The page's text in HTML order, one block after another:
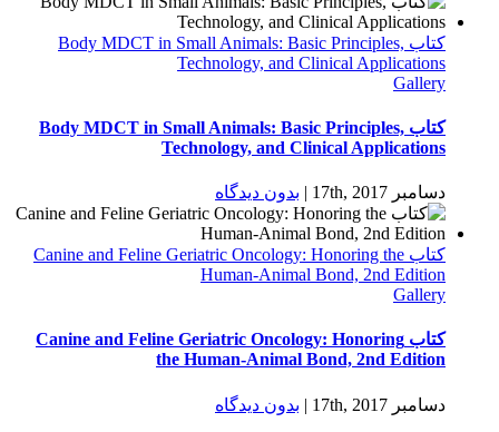
کتاب Body MDCT in Small Animals: Basic Principles,
Technology, and Clinical Applications
Gallery
کتاب Body MDCT in Small Animals: Basic Principles,
Technology, and Clinical Applications
دسامبر 17th, 2017 | بدون ديدگاه
کتاب Canine and Feline Geriatric Oncology: Honoring the
Human-Animal Bond, 2nd Edition
Gallery
کتاب Canine and Feline Geriatric Oncology: Honoring
the Human-Animal Bond, 2nd Edition
دسامبر 17th, 2017 | بدون ديدگاه